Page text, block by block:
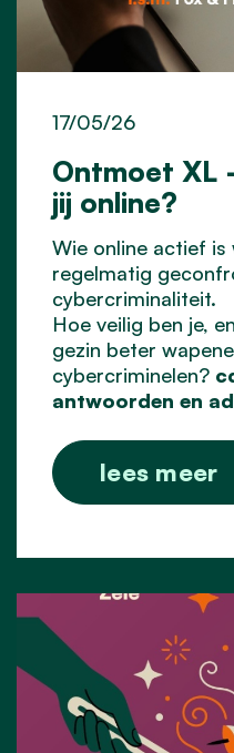
Ontmoet XL
jij online?
17/05/26
Wie online actief is
regelmatig
cybercriminaliteit.
Hoe veilig ben je,
gezin beter
cybercriminelen?
antwoorden en
lees meer